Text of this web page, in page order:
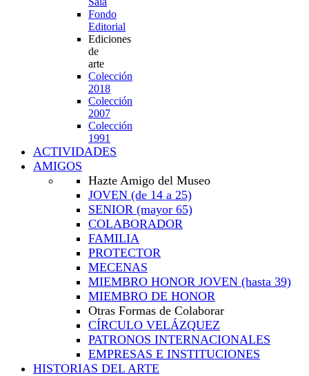
Fondo
Editorial
Ediciones
de
arte
Colección
2018
Colección
2007
Colección
1991
ACTIVIDADES
AMIGOS
Hazte Amigo del Museo
JOVEN (de 14 a 25)
SENIOR (mayor 65)
COLABORADOR
FAMILIA
PROTECTOR
MECENAS
MIEMBRO HONOR JOVEN (hasta 39)
MIEMBRO DE HONOR
Otras Formas de Colaborar
CÍRCULO VELÁZQUEZ
PATRONOS INTERNACIONALES
EMPRESAS E INSTITUCIONES
HISTORIAS DEL ARTE